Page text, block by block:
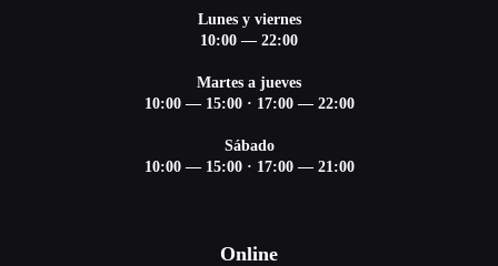
Lunes y viernes
10:00 — 22:00
Martes a jueves
10:00 — 15:00· 17:00 — 22:00
Sábado
10:00 — 15:00· 17:00 — 21:00
Online